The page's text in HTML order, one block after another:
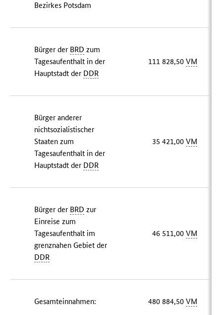
Bezirkes Potsdam
Bürger der BRD zum
Tagesaufenthalt in der
Hauptstadt der DDR
111 828,50VM
Bürger anderer
nichtsozialistischer
Staaten zum
Tagesaufenthalt in der
Hauptstadt der DDR
35 421,00VM
Bürger der BRD zur
Einreise zum
Tagesaufenthalt im
grenznahen Gebiet der
DDR
46 511,00VM
Gesamteinnahmen: 480 884,50VM